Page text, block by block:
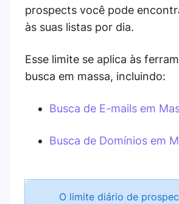
prospects você pode
às suas listas por dia.
Esse limite se aplica às
busca em massa, incluindo:
Busca de E-mails em
Busca de Domínios em
O limite diário de